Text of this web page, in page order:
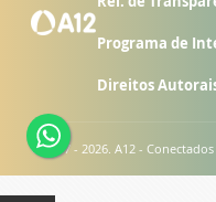
Programa de
Direitos
© 2007 - 2026. A12 -